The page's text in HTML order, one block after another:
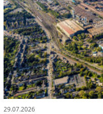
29.07.2026